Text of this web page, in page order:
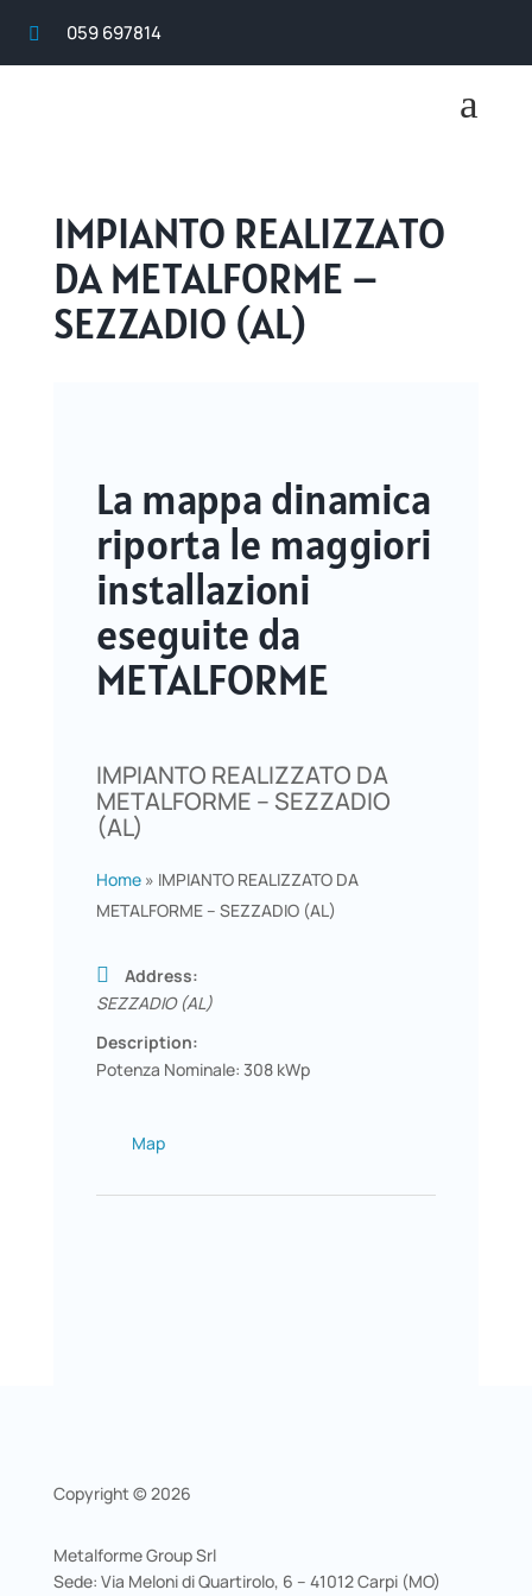
 059 697814
a
IMPIANTO REALIZZATO
DA METALFORME –
SEZZADIO (AL)
La mappa dinamica
riporta le maggiori
installazioni
eseguite da
METALFORME
IMPIANTO REALIZZATO DA
METALFORME – SEZZADIO
(AL)
Home» IMPIANTO REALIZZATO DA
METALFORME – SEZZADIO (AL)
Address:
SEZZADIO (AL)
Description:
Potenza Nominale: 308 kWp
Map
Copyright © 2026
Metalforme Group Srl
Sede: Via Meloni di Quartirolo, 6 – 41012 Carpi (MO)